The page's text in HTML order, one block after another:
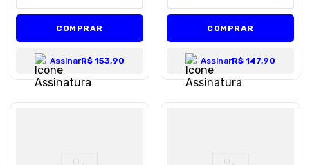
COMPRAR
AssinarR$ 153,90
COMPRAR
AssinarR$ 147,90